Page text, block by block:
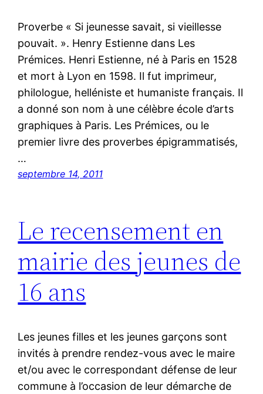
Proverbe « Si jeunesse savait, si vieillesse
pouvait. ». Henry Estienne dans Les
Prémices. Henri Estienne, né à Paris en 1528
et mort à Lyon en 1598. Il fut imprimeur,
philologue, helléniste et humaniste français. Il
a donné son nom à une célèbre école d’arts
graphiques à Paris. Les Prémices, ou le
premier livre des proverbes épigrammatisés,
…
septembre 14, 2011
Le recensement en
mairie des jeunes de
16 ans
Les jeunes filles et les jeunes garçons sont
invités à prendre rendez-vous avec le maire
et/ou avec le correspondant défense de leur
commune à l’occasion de leur démarche de